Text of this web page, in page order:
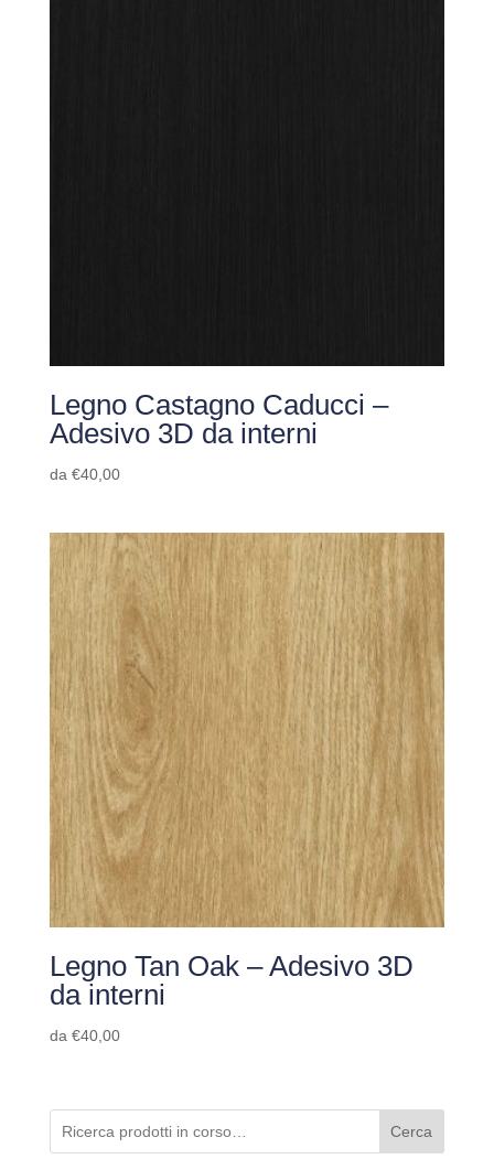
Legno Castagno Caducci –
Adesivo 3D da interni
da €40,00
Legno Tan Oak – Adesivo 3D
da interni
da €40,00
Cerca